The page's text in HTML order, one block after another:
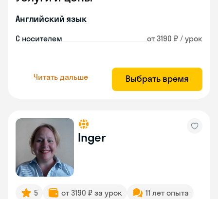
Английский язык
С носителем от 3190 ₽ / урок
Читать дальше Выбрать время
Inger
5 от 3190 ₽ за урок
11 лет опыта